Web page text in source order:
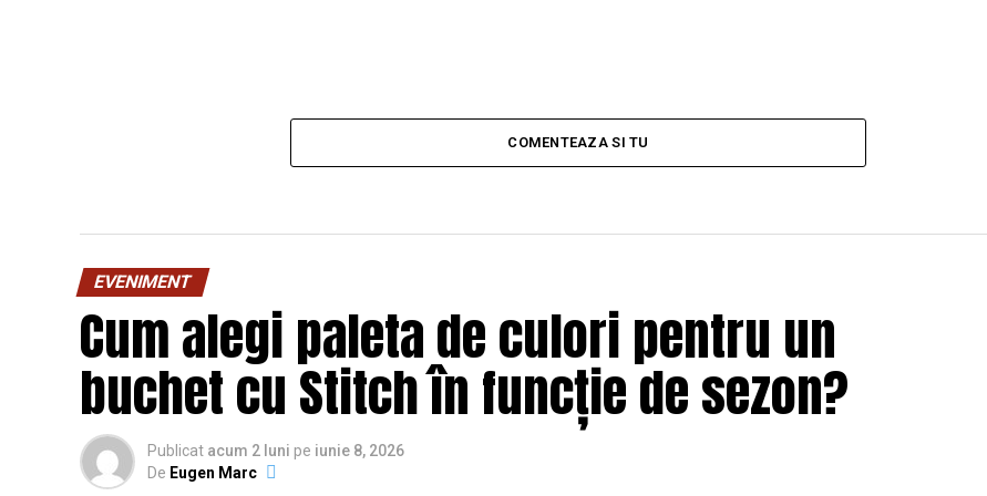
COMENTEAZA SI TU
EVENIMENT
Cum alegi paleta de culori pentru un
buchet cu Stitch în funcție de sezon?
Publicat acum 2 luni pe iunie 8, 2026
De Eugen Marc